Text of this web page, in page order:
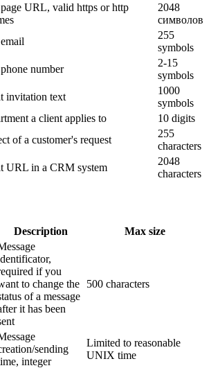
URL, valid https or http
2048
символов
255
symbols
number
2-15
symbols
invitation text
1000
symbols
a client applies to
10 digits
of a customer's request
255
characters
URL in a CRM system
2048
characters
Description Max size
if you
to change the
of a message
it has been
500 characters
sending
integer
Limited to reasonable
UNIX time